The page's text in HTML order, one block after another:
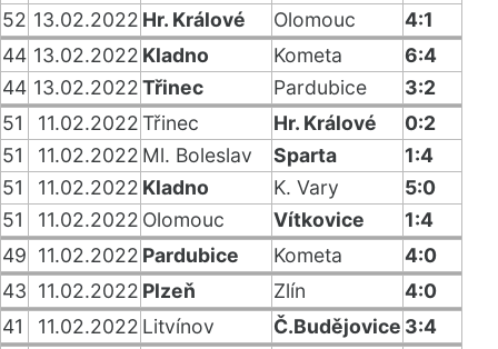
52 13.02.2022 Hr. Králové Olomouc
4:1
44 13.02.2022 Kladno Kometa
6:4
44 13.02.2022Třinec Pardubice
3:2
51
11.02.2022Třinec Hr. Králové
0:2
51
11.02.2022 Ml. Boleslav Sparta
1:4
51
11.02.2022 Kladno K. Vary
5:0
51
11.02.2022 Olomouc Vítkovice
1:4
49 11.02.2022 Pardubice Kometa
4:0
43 11.02.2022 Plzeň Zlín
4:0
41
11.02.2022 Litvínov Č.Budějovice 3:4